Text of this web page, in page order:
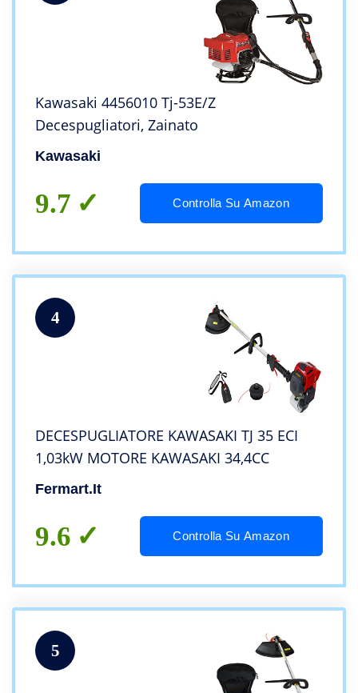
Kawasaki 4456010 Tj-53E/Z
Decespugliatori, Zainato
Kawasaki
9.7 Controlla Su Amazon
4
DECESPUGLIATORE KAWASAKI TJ 35 ECI
1,03kW MOTORE KAWASAKI 34,4CC
Fermart.it
9.6 Controlla Su Amazon
5